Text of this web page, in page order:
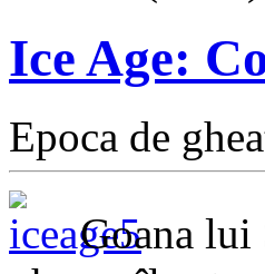
Ice Age:
Epoca de
Goana lui